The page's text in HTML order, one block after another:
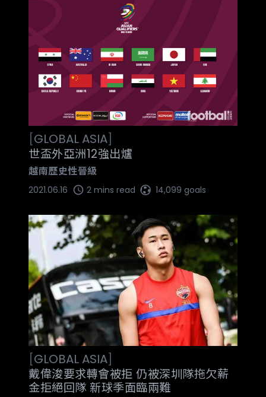
[GLOBAL ASIA]
世盃外亞洲12強出爐
越南歷史性晉級
2021.06.16 2 mins read 14,099 goals
[GLOBAL ASIA]
戴偉浚要求轉會被拒 仍被深圳隊拖欠薪
金拒絕回隊 新球季面臨兩難